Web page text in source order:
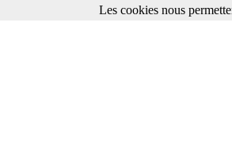
Les cookies nous